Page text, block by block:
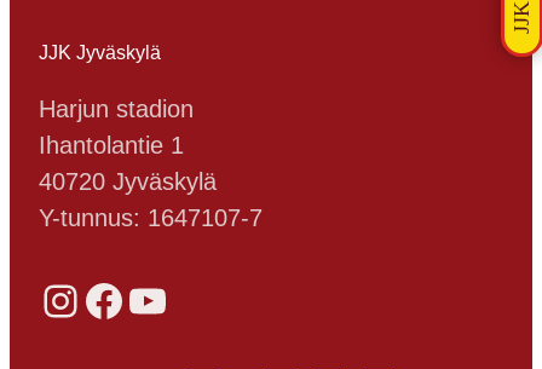
JJK Jyväskylä
Harjun stadion
Ihantolantie 1
40720 Jyväskylä
Y-tunnus: 1647107-7
Instagram Facebook YouTube